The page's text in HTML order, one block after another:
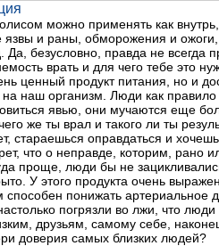
можно применять как
и раны, обморожения и
безусловно, правда не всегда
врать и для чего тебе это
ценный продукт питания, но и
наш организм. Люди как
явью, они мучаются еще
же ты врал и такого ли ты
стараешься оправдаться и
что о неправде, которим, рано
проще, люди бы не
У этого продукта очень
понижать артериальное
погрязли во лжи, что
друзьям, самому себе,
доверия самых близких людей?